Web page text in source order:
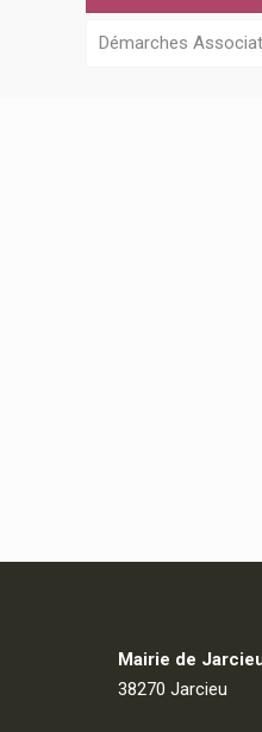
Démarches
Mairie de
38270 Jarcieu